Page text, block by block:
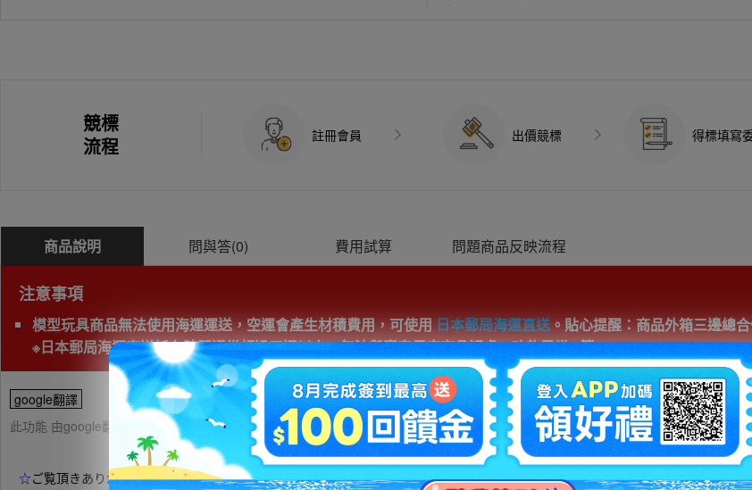
競標
流程
註冊會員 出價競標 得標填寫
商品說明 問與答(0) 費用試算 問題商品反映流程
注意事項
模型玩具商品無法使用海運運送，空運會產生材積費用，可使用日本郵局海運直送。貼心提醒：商品外箱三邊總
※日本郵局海運直送抵台時間通常超過三週以上，無法與賣家反應商品疑慮、功能異常...等
google翻譯
此功能 由google翻譯提供參考，樂淘不保證翻譯內容之正確性，詳細問題說明請使用商品問與答
☆ご覧頂きありがとうございます☆